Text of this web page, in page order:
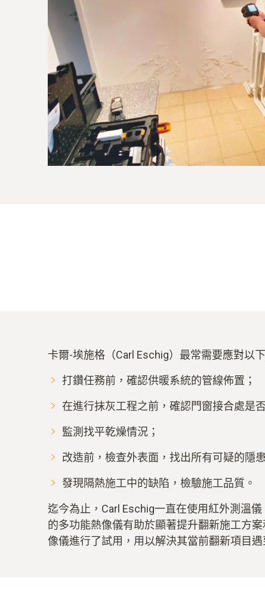
卡爾-埃施格（Carl Eschig）最常需要應對以下
打鑽任務前，確認供暖系統的管線佈置；
在進行抹灰工程之前，確認門窗接合處是
監測找平乾燥情況；
改造前，檢查外表面，找出所有可疑的隱患
發現隔熱施工中的缺陷，檢驗施工品質。
迄今為止，Carl Eschig一直在使用紅外測溫
的多功能熱像儀有助於顯著提升翻新施工方
像儀進行了試用，用以解決其當前翻新項目